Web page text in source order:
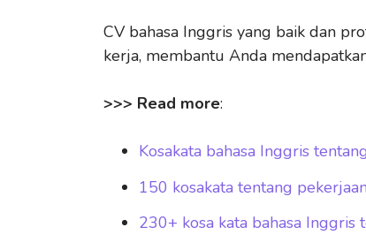
CV bahasa Inggris yang baik dan
kerja, membantu Anda
>>> Read more:
Kosakata bahasa Inggris
150 kosakata tentang
230+ kosa kata bahasa Inggris